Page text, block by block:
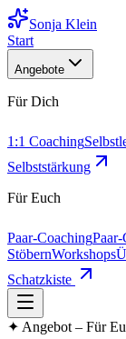
Sonja Klein
Start
Angebote
Für Dich
1:1 Coaching
Selbststärkung
Für Euch
Paar-Coaching
StöbernWorkshops
Schatzkiste
✦ Angebot – Für